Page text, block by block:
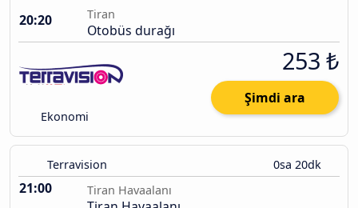
20:20
Tiran
Otobüs durağı
Ekonomi
253 ₺
Şimdi ara
Terravision 0sa 20dk
21:00 Tiran Havaalanı